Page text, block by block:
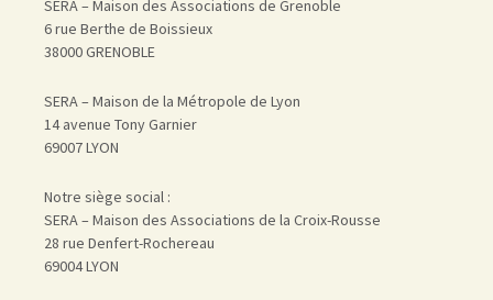
SERA – Maison des Associations de Grenoble
6 rue Berthe de Boissieux
38000 GRENOBLE
SERA – Maison de la Métropole de Lyon
14 avenue Tony Garnier
69007 LYON
Notre siège social :
SERA – Maison des Associations de la Croix-Rousse
28 rue Denfert-Rochereau
69004 LYON